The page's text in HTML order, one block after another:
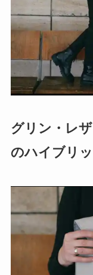
グリン・レ
のハイブリッ